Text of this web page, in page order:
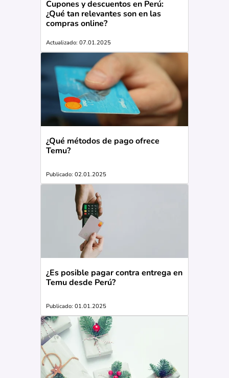
Cupones y descuentos en Perú:
¿Qué tan relevantes son en las
compras online?
Actualizado: 07.01.2025
¿Qué métodos de pago ofrece
Temu?
Publicado: 02.01.2025
¿Es posible pagar contra entrega en
Temu desde Perú?
Publicado: 01.01.2025